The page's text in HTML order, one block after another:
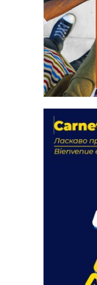
actions
18
FEUILLETER